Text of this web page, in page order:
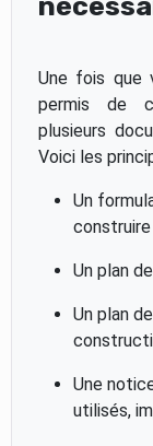
Une fois que
permis de
plusieurs
Voici les
Un
construire
Un plan
Un plan
Une
utilisés,